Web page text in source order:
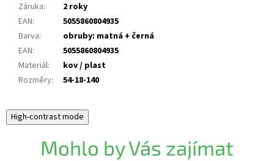
Záruka:
2 roky
EAN:
5055860804935
Barva:
obruby: matná + černá
EAN:
5055860804935
Materiál:
kov / plast
Rozměry: 54-18-140
High-contrast mode
Mohlo by Vás zajímat